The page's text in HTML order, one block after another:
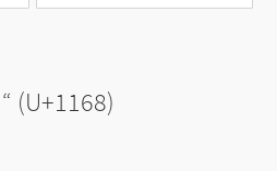
“ (U+1168)